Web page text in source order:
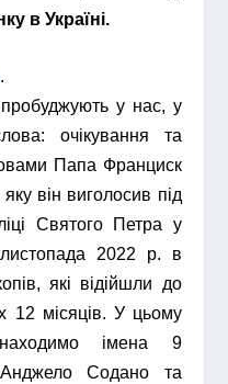
в Україні.
.
у нас, у
очікування та
Папа Франциск
він виголосив під
Святого Петра у
листопада 2022 р. в
які відійшли до
12 місяців. У цьому
імена 9
Содано та